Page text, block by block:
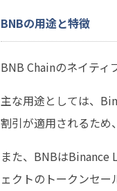
BNBの用途と特徴
BNB Chainのネイティ
主な用途としては、
割引が適用されるため
また、BNBはBinance
ェクトのトークンセ